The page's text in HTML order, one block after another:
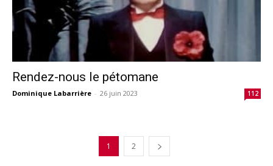
Rendez-nous le pétomane
Dominique Labarrière - 26 juin 2023 112
1 2